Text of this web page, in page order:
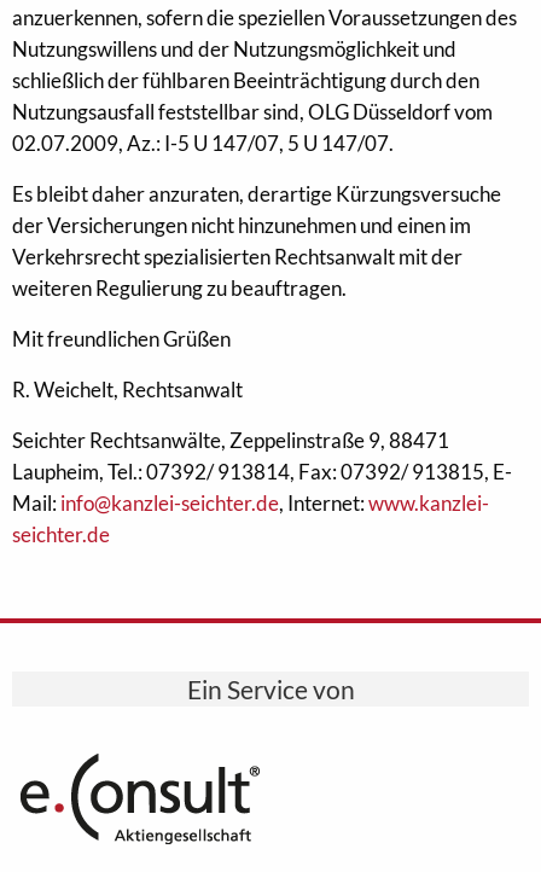
anzuerkennen, sofern die speziellen Voraussetzungen des
Nutzungswillens und der Nutzungsmöglichkeit und
schließlich der fühlbaren Beeinträchtigung durch den
Nutzungsausfall feststellbar sind, OLG Düsseldorf vom
02.07.2009, Az.: I-5 U 147/07, 5 U 147/07.
Es bleibt daher anzuraten, derartige Kürzungsversuche
der Versicherungen nicht hinzunehmen und einen im
Verkehrsrecht spezialisierten Rechtsanwalt mit der
weiteren Regulierung zu beauftragen.
Mit freundlichen Grüßen
R. Weichelt, Rechtsanwalt
Seichter Rechtsanwälte, Zeppelinstraße 9, 88471
Laupheim, Tel.: 07392/ 913814, Fax: 07392/ 913815, E-
Mail:info@kanzlei-seichter.de, Internet:www.kanzlei-
seichter.de
Ein Service von